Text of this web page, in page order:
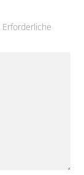
Erforderliche